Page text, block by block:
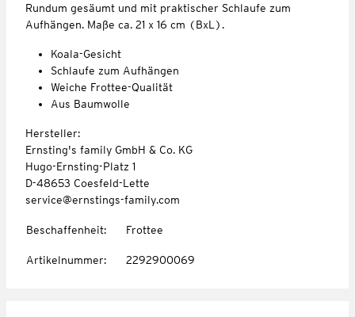
Rundum gesäumt und mit praktischer Schlaufe zum
Aufhängen. Maße ca. 21 x 16 cm (BxL).
Koala-Gesicht
Schlaufe zum Aufhängen
Weiche Frottee-Qualität
Aus Baumwolle
Hersteller:
Ernsting's family GmbH & Co. KG
Hugo-Ernsting-Platz 1
D-48653 Coesfeld-Lette
service@ernstings-family.com
Beschaffenheit: Frottee
Artikelnummer: 2292900069